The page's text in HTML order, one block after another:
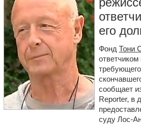
его
Фонд Тони
ответчиком
требующего
сообщает
Reporter, в
суду Лос-